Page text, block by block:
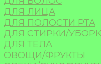
ДЛЯ ЛИЦА
ДЛЯ ПОЛОСТИ РТА
ДЛЯ СТИРКИ/
ДЛЯ ТЕЛА
ОВОЩИ/ФРУКТЫ